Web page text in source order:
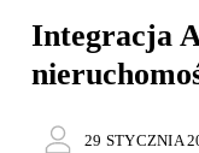
Integracja
29 STYCZNIA